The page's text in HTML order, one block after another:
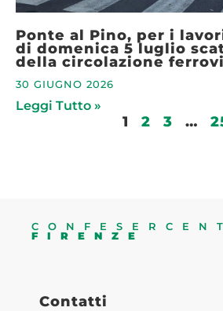
Ponte al Pino, per i
di domenica 5 luglio
della circolazione
30 GIUGNO 2026
Leggi Tutto »
1 2 3 …
FIRENZE
Contatti